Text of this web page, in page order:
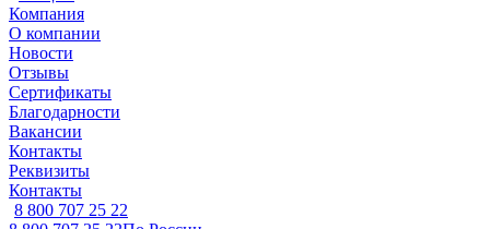
Компания
О компании
Новости
Отзывы
Сертификаты
Благодарности
Вакансии
Контакты
Реквизиты
Контакты
8 800 707 25 22